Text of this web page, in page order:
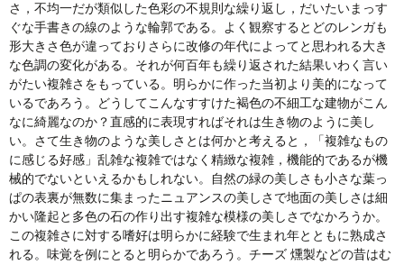
さ，不均一だが類似した色彩の不規則な繰り返し，だいたいまっす
ぐな手書きの線のような輪郭である。よく観察するとどのレンガも
形大きさ色が違っておりさらに改修の年代によってと思われる大き
な色調の変化がある。それが何百年も繰り返された結果いわく言い
がたい複雑さをもっている。明らかに作った当初より美的になって
いるであろう。どうしてこんなすすけた褐色の不細工な建物がこん
なに綺麗なのか？直感的に表現すればそれは生き物のように美し
い。さて生き物のような美しさとは何かと考えると，「複雑なもの
に感じる好感」乱雑な複雑ではなく精緻な複雑，機能的であるが機
械的でないといえるかもしれない。自然の緑の美しさも小さな葉っ
ぱの表裏が無数に集まったニュアンスの美しさで地面の美しさは細
かい隆起と多色の石の作り出す複雑な模様の美しさでなかろうか。
この複雑さに対する嗜好は明らかに経験で生まれ年とともに熟成さ
れる。味覚を例にとると明らかであろう。チーズ 燻製などの昔はむ